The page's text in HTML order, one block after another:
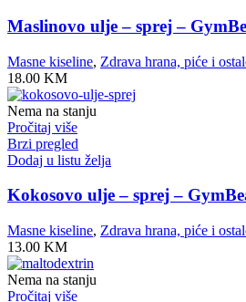
Maslinovo ulje – sprej –
Masne kiseline, Zdrava hrana, piće i
18.00 KM
Nema na stanju
Pročitaj više
Brzi pregled
Dodaj u listu želja
Kokosovo ulje – sprej –
Masne kiseline, Zdrava hrana, piće i
13.00 KM
Nema na stanju
Pročitaj više